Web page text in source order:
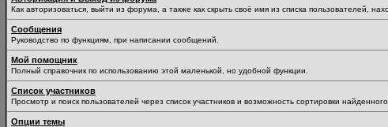
Как авторизоваться, выйти из форума, а также как скрыть своё имя из списка пользователей,
Сообщения
Руководство по функциям, при написании сообщений.
Мой помощник
Полный справочник по использованию этой маленькой, но удобной функции.
Список участников
Просмотр и поиск пользователей через список участников и возможность сортировки найденного.
Опции темы